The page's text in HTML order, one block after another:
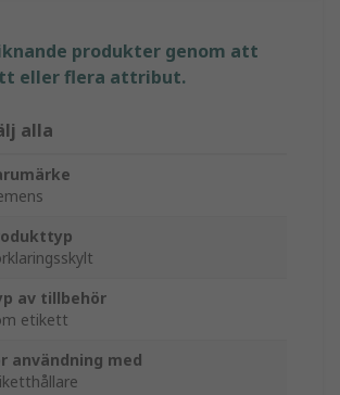
produkter genom att
eller flera attribut.
alla
av tillbehör
etikett
användning med